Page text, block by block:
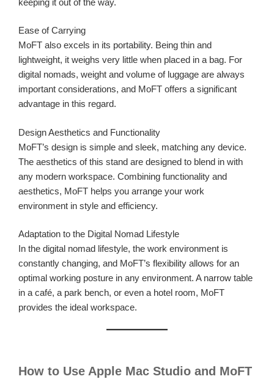
Ease of Carrying
MoFT also excels in its portability. Being thin and
lightweight, it weighs very little when placed in a bag. For
digital nomads, weight and volume of luggage are always
important considerations, and MoFT offers a significant
advantage in this regard.
Design Aesthetics and Functionality
MoFT’s design is simple and sleek, matching any device.
The aesthetics of this stand are designed to blend in with
any modern workspace. Combining functionality and
aesthetics, MoFT helps you arrange your work
environment in style and efficiency.
Adaptation to the Digital Nomad Lifestyle
In the digital nomad lifestyle, the work environment is
constantly changing, and MoFT’s flexibility allows for an
optimal working posture in any environment. A narrow table
in a café, a park bench, or even a hotel room, MoFT
provides the ideal workspace.
How to Use Apple Mac Studio and MoFT